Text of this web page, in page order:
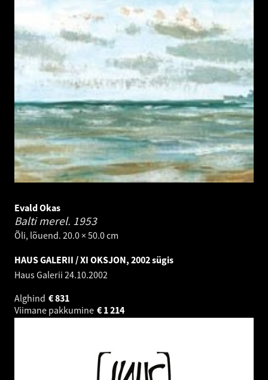
Evald Okas
Balti merel. 1953
Õli, lõuend. 20.0 × 50.0 cm
HAUS GALERII / XI OKSJON, 2002 sügis
Haus Galerii 24.10.2002
Alghind
831
€
Viimane pakkumine
1 214
€